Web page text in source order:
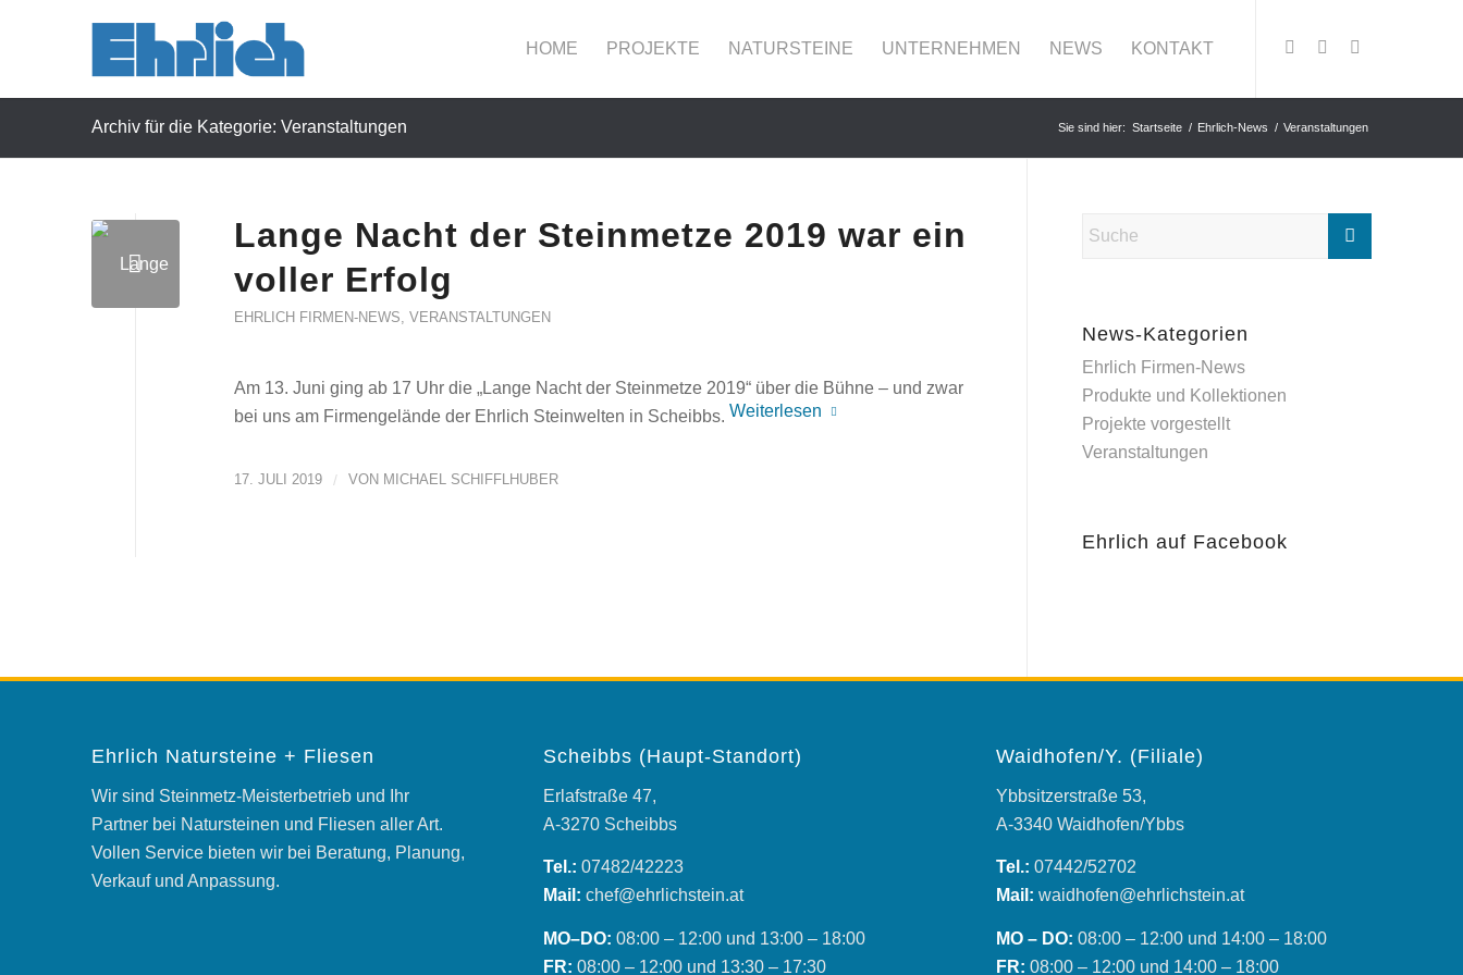
HOME PROJEKTE NATURSTEINE UNTERNEHMEN NEWS KONTAKT
Archiv für die Kategorie: Veranstaltungen Sie sind hier: Startseite / Ehrlich-News / Veranstaltungen
Lange Nacht der Steinmetze 2019 war ein
voller Erfolg
EHRLICH FIRMEN-NEWS, VERANSTALTUNGEN
Am 13. Juni ging ab 17 Uhr die „Lange Nacht der Steinmetze 2019“ über die Bühne – und zwar
bei uns am Firmengelände der Ehrlich Steinwelten in Scheibbs. Weiterlesen
17. JULI 2019 / VON MICHAEL SCHIFFLHUBER
News-Kategorien
Ehrlich Firmen-News
Produkte und Kollektionen
Projekte vorgestellt
Veranstaltungen
Ehrlich auf Facebook
Ehrlich Natursteine + Fliesen
Wir sind Steinmetz-Meisterbetrieb und Ihr
Partner bei Natursteinen und Fliesen aller Art.
Vollen Service bieten wir bei Beratung, Planung,
Verkauf und Anpassung.
Scheibbs (Haupt-Standort)
Erlafstraße 47,
A-3270 Scheibbs
Tel.: 07482/42223
Mail: chef@ehrlichstein.at
MO–DO: 08:00 – 12:00 und 13:00 – 18:00
FR: 08:00 – 12:00 und 13:30 – 17:30
Waidhofen/Y. (Filiale)
Ybbsitzerstraße 53,
A-3340 Waidhofen/Ybbs
Tel.: 07442/52702
Mail: waidhofen@ehrlichstein.at
MO – DO: 08:00 – 12:00 und 14:00 – 18:00
FR: 08:00 – 12:00 und 14:00 – 18:00